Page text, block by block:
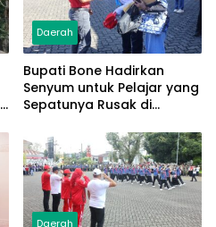
Daerah
Bupati Bone Hadirkan
Senyum untuk Pelajar yang
Sepatunya Rusak di
Kemerdekaan
Daerah